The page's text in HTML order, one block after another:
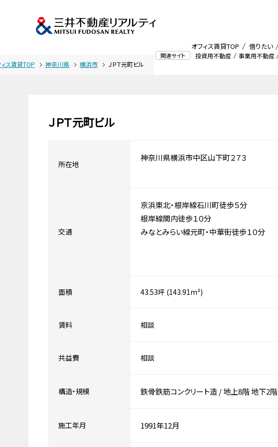
関連サイト 投資用不動産 事業用不動産
オフィス賃貸TOP 借りたい
ス賃貸TOP 神奈川県 横浜市 ＪＰＴ元町ビル
ＪＰＴ元町ビル
所在地
神奈川県横浜市中区山下町２７３
交通
京浜東北・根岸線石川町徒歩５分
根岸線関内徒歩１０分
みなとみらい線元町・中華街徒歩１０分
面積 43.53坪 (143.91m²)
賃料 相談
共益費 相談
構造・規模 鉄骨鉄筋コンクリート造/地上8階地下2階
施工年月 1991年12月